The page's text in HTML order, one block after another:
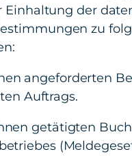
der
zu
angeforderten
Auftrags.
getätigten